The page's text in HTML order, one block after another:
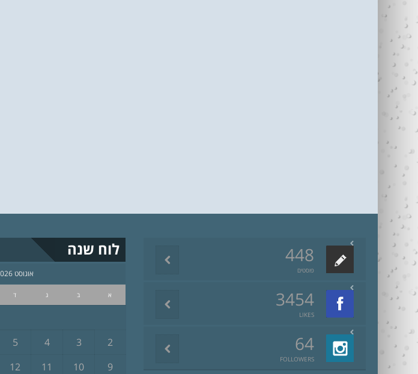
448
פוסטים
3454
LIKES
64
FOLLOWERS
לוח שנה
אוגוסט 2026
א ב ג ד
2
3
4
5
9
10
11
12